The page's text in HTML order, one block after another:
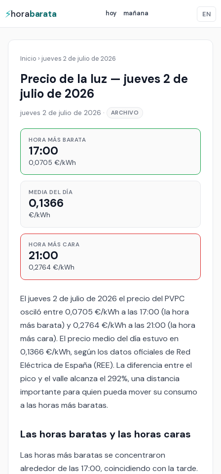
⚡horabarata hoy mañana EN
Inicio › jueves 2 de julio de 2026
Precio de la luz — jueves 2 de
julio de 2026
jueves 2 de julio de 2026 · ARCHIVO
HORA MÁS BARATA
17:00
0,0705 €/kWh
MEDIA DEL DÍA
0,1366
€/kWh
HORA MÁS CARA
21:00
0,2764 €/kWh
El jueves 2 de julio de 2026 el precio del PVPC
osciló entre 0,0705 €/kWh a las 17:00 (la hora
más barata) y 0,2764 €/kWh a las 21:00 (la hora
más cara). El precio medio del día estuvo en
0,1366 €/kWh, según los datos oficiales de Red
Eléctrica de España (REE). La diferencia entre el
pico y el valle alcanza el 292%, una distancia
importante para quien pueda mover su consumo
a las horas más baratas.
Las horas baratas y las horas caras
Las horas más baratas se concentraron
alrededor de las 17:00, coincidiendo con la tarde.